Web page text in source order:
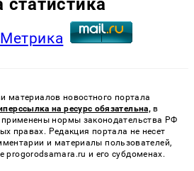
материалов новостного портала
на ресурс обязательна, в
применены нормы законодательства РФ
правах. Редакция портала не несет
и материалы пользователей,
progorodsamara.ru и его субдоменах.